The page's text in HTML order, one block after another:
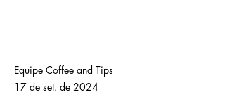
Equipe Coffee and Tips
17 de set. de 2024